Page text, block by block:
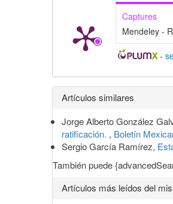
Captures
Mendeley -
-
Detalles
del
artículo
Artículos similares
Jorge Alberto González
ratificación. , Boletín
Sergio García Ramírez,
También puede
Artículos más leídos del